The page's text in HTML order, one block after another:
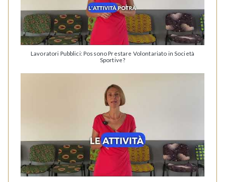
Lavoratori Pubblici: Possono Prestare Volontariato in Società
Sportive?